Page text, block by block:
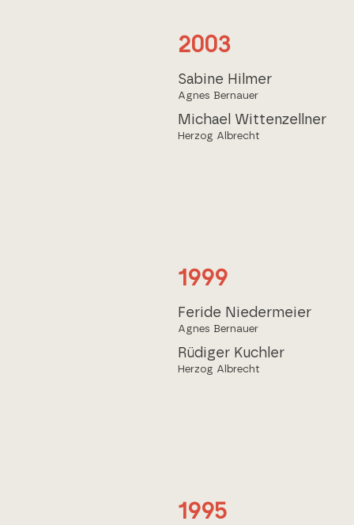
2003
Sabine Hilmer
Agnes Bernauer
Michael Wittenzellner
Herzog Albrecht
1999
Feride Niedermeier
Agnes Bernauer
Rüdiger Kuchler
Herzog Albrecht
1995